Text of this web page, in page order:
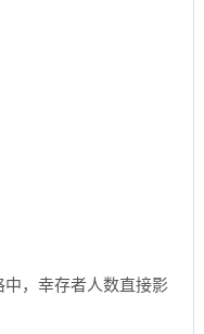
，幸存者人数直接影